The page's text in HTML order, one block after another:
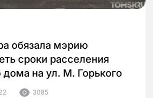
обязала мэрию
сроки расселения
дома на ул. М. Горького
3085